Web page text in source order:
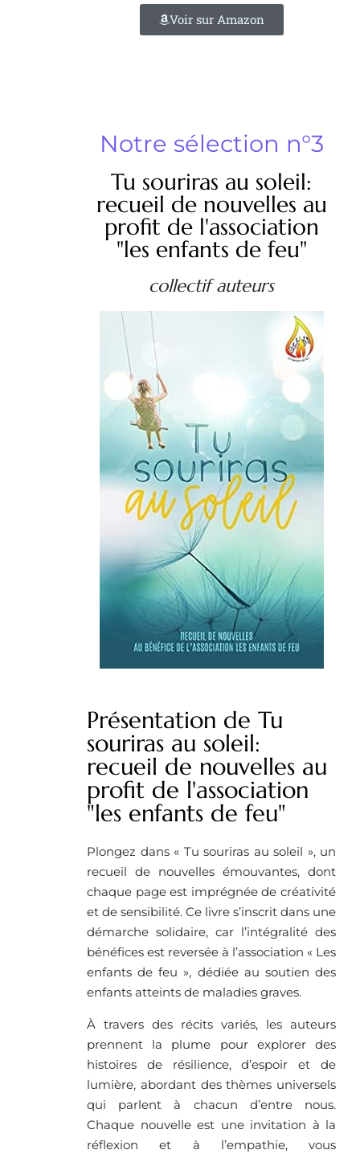
Voir sur Amazon
Notre sélection n°3
Tu souriras au soleil:
recueil de nouvelles au
profit de l'association
"les enfants de feu"
collectif auteurs
Présentation de Tu
souriras au soleil:
recueil de nouvelles au
profit de l'association
"les enfants de feu"
Plongez dans « Tu souriras au soleil », un
recueil de nouvelles émouvantes, dont
chaque page est imprégnée de créativité
et de sensibilité. Ce livre s’inscrit dans une
démarche solidaire, car l’intégralité des
bénéfices est reversée à l’association « Les
enfants de feu », dédiée au soutien des
enfants atteints de maladies graves.
À travers des récits variés, les auteurs
prennent la plume pour explorer des
histoires de résilience, d’espoir et de
lumière, abordant des thèmes universels
qui parlent à chacun d’entre nous.
Chaque nouvelle est une invitation à la
réflexion et à l’empathie, vous